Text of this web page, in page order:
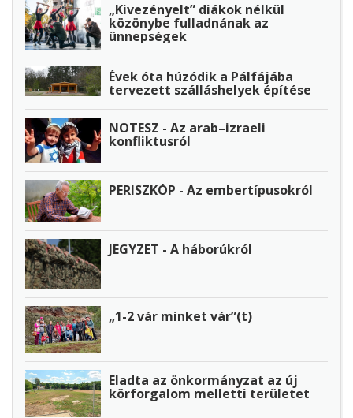
„Kivezényelt” diákok nélkül
közönybe fulladnának az
ünnepségek
Évek óta húzódik a Pálfájába
tervezett szálláshelyek építése
NOTESZ - Az arab–izraeli
konfliktusról
PERISZKÓP - Az embertípusokról
JEGYZET - A háborúkról
„1-2 vár minket vár”(t)
Eladta az önkormányzat az új
körforgalom melletti területet